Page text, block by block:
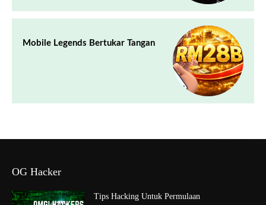
Mobile Legends Bertukar Tangan
OG Hacker
Tips Hacking Untuk Permulaan